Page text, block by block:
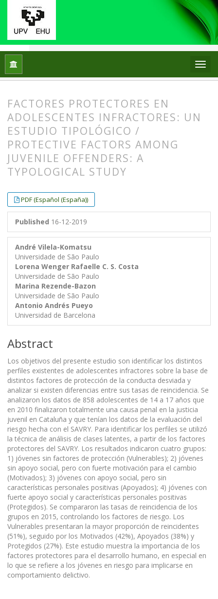
Home Articles
FACTORES PROTECTORES EN
ADOLESCENTES INFRACTORES: UN
ESTUDIO TIPOLÓGICO /
PROTECTIVE FACTORS AMONG
JUVENILE OFFENDERS: A
TYPOLOGICAL STUDY
PDF (Español (España))
Published 16-12-2019
André Vilela-Komatsu
Universidade de São Paulo
Lorena Wenger Rafaelle C. S. Costa
Universidade de São Paulo
Marina Rezende-Bazon
Universidade de São Paulo
Antonio Andrés Pueyo
Universidad de Barcelona
Abstract
Los objetivos del presente estudio son identificar los distintos
perfiles existentes de adolescentes infractores sobre la base de
distintos factores de protección de la conducta desviada y
analizar si existen diferencias entre sus tasas de reincidencia. Se
analizaron los datos de 858 adolescentes de 14 a 17 años que
en 2010 finalizaron totalmente una causa penal en la justicia
juvenil en Cataluña y que tenían los datos de la evaluación del
riesgo hecha con el SAVRY. Para identificar los perfiles se utilizó
la técnica de análisis de clases latentes, a partir de los factores
protectores del SAVRY. Los resultados indicaron cuatro grupos:
1) jóvenes sin factores de protección (Vulnerables); 2) jóvenes
sin apoyo social, pero con fuerte motivación para el cambio
(Motivados); 3) jóvenes con apoyo social, pero sin
características personales positivas (Apoyados); 4) jóvenes con
fuerte apoyo social y características personales positivas
(Protegidos). Se compararon las tasas de reincidencia de los
grupos en 2015, controlando los factores de riesgo. Los
Vulnerables presentaran la mayor proporción de reincidentes
(51%), seguido por los Motivados (42%), Apoyados (38%) y
Protegidos (27%). Este estudio muestra la importancia de los
factores protectores para el desarrollo humano, en especial en
lo que se refiere a los jóvenes en riesgo para implicarse en
comportamiento delictivo.